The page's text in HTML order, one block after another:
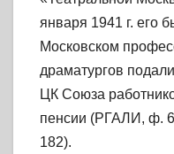
января 1941 г. его
Московском
драматургов
ЦК Союза
пенсии (РГАЛИ, ф.
182).